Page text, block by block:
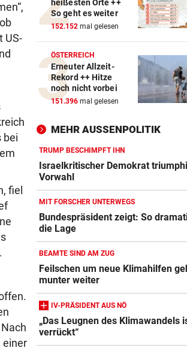
US-
bei
fiel
einer
DANK MEGA-ABLÖSE
Ex-Salzburg-Coach
Premier-League-Klub
CHAMPIONS-LEAGUE-QUALI
Darum spielte Sturm Graz
Sabrina Setlur: „Mein Weg
hart, aber ehrlich“
CHAMPIONS-LEAGUE-QUALI
Tor-Spektakel! St. Pölten
Young Boys Bern
Mann floh nach Unfall
Mit Schuss gestoppt
MIT FORSCHER UNTERWEGS
Bundespräsident zeigt: So
dramatisch ist die Lage
heißesten Orte ++
So geht es weiter
152.152 mal gelesen
ÖSTERREICH
Erneuter Allzeit-
Rekord ++ Hitze
noch nicht vorbei
151.396 mal gelesen
MEHR AUSSENPOLITIK
TRUMP BESCHIMPFT IHN
Israelkritischer Demokrat
Vorwahl
MIT FORSCHER UNTERWEGS
Bundespräsident zeigt: So
die Lage
BEAMTE SIND AM ZUG
Feilschen um neue Klimahilfen
munter weiter
IV-PRÄSIDENT AUS NÖ
„Das Leugnen des Klimawandels
verrückt“